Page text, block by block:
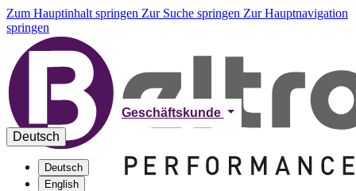
Zum Hauptinhalt springen Zur Suche springen Zur Hauptnavigation
springen
Geschäftskunde
Deutsch
Deutsch
English